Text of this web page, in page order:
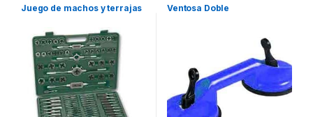
Roscas, Herramientas ,
Maletines Herramientas,
Juego de machos y terrajas Ventosa Doble